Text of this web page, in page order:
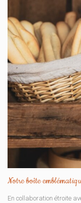
Notre boîte
En collaboration étroite